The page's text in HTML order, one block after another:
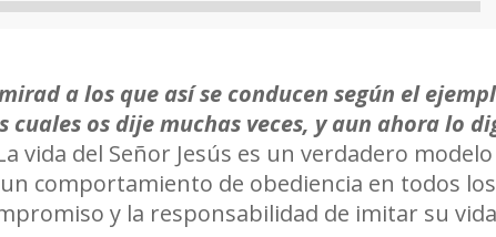
Reproductor
a los que así se conducen según el
os dije muchas veces, y aun ahora lo
vida del Señor Jesús es un verdadero
comportamiento de obediencia en todos
y la responsabilidad de imitar su